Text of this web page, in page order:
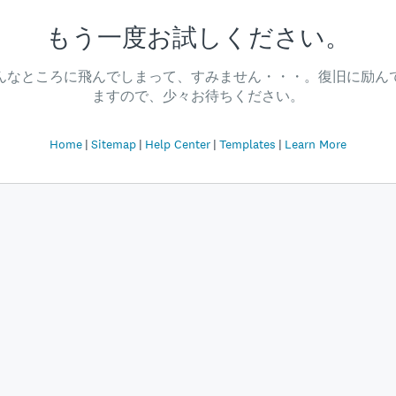
もう一度お試しください。
なところに飛んでしまって、すみません・・・。復旧に励ん
ますので、少々お待ちください。
Home Sitemap Help Center Templates Learn More